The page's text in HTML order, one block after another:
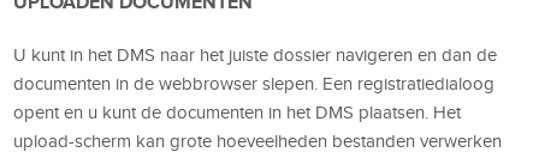
U kunt in het DMS naar het juiste dossier navigeren en dan de
documenten in de webbrowser slepen. Een registratiedialoog
opent en u kunt de documenten in het DMS plaatsen. Het
upload-scherm kan grote hoeveelheden bestanden verwerken